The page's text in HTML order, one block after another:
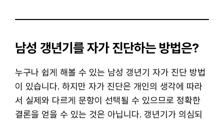
남성 갱년기를 자가 진단하는 방법은?
누구나 쉽게 해볼 수 있는 남성 갱년기 자가 진단 방법
이 있습니다. 하지만 자가 진단은 개인의 생각에 따라
서 실제와 다르게 문항이 선택될 수 있으므로 정확한
결론을 얻을 수 있는 것은 아닙니다. 갱년기가 의심되